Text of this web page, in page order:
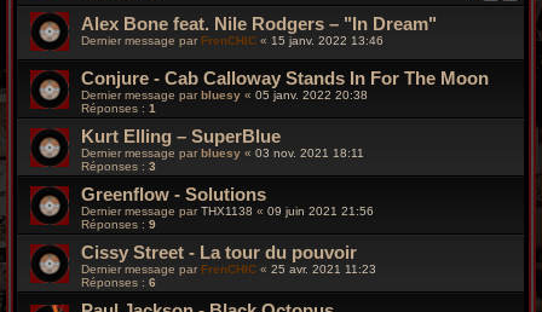
Alex Bone feat. Nile Rodgers – "In Dream"
Dernier message par FrenCHIC « 15 janv. 2022 13:46
Conjure - Cab Calloway Stands In For The Moon
Dernier message parbluesy « 05 janv. 2022 20:38
Réponses : 1
Kurt Elling – SuperBlue
Dernier message par bluesy « 03 nov. 2021 18:11
Réponses : 3
Greenflow - Solutions
Dernier message parTHX1138 « 09 juin 2021 21:56
Réponses : 9
Cissy Street - La tour du pouvoir
Dernier message par FrenCHIC « 25 avr. 2021 11:23
Réponses : 6